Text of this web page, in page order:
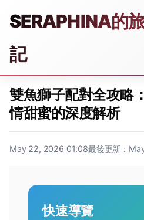
SERAPHINA的
記
雙魚獅子配對全攻略
情甜蜜的深度解析
May 22, 2026 01:08最後更新：
快速導覽